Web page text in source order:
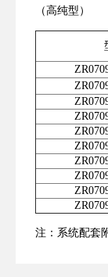
（高纯型）
注：系统配套